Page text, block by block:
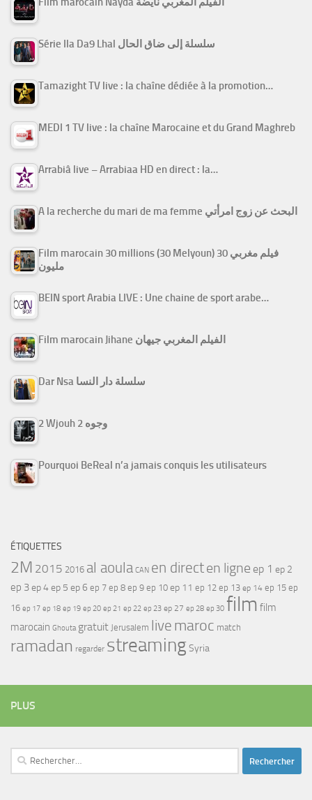
Série Ila Da9 Lhal سلسلة إلى ضاق الحال
Tamazight TV live : la chaîne dédiée à la promotion…
MEDI 1 TV live : la chaîne Marocaine et du Grand Maghreb
Arrabiâ live – Arrabiaa HD en direct : la…
A la recherche du mari de ma femme البحث عن زوج امرأتي
Film marocain 30 millions (30 Melyoun) فيلم مغربي 30
مليون
BEIN sport Arabia LIVE : Une chaine de sport arabe…
Film marocain Jihane الفيلم المغربي جيهان
Dar Nsa سلسلة دار النسا
2 Wjouh 2 وجوه
Pourquoi BeReal n’a jamais conquis les utilisateurs
ÉTIQUETTES
2M 2015 2016 al aoula CAN en directen ligne ep 1 ep 2
ep 3ep 4ep 5 ep 6 ep 7 ep 8 ep 9 ep 10 ep 11 ep 12 ep 13 ep 14 ep 15 ep
16 ep 17 ep 18 ep 19 ep 20 ep 21 ep 22 ep 23 ep 27 ep 28 ep 30 film film
marocain Ghouta gratuit Jerusalem live maroc match
ramadan regarder streamingSyria
PLUS
Rechercher :